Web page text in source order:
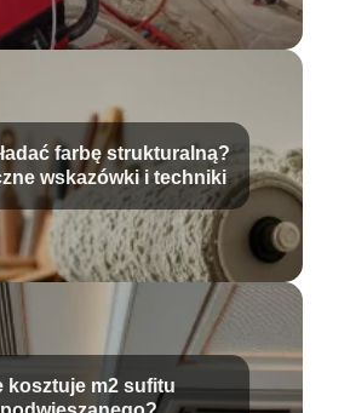
farbę strukturalną?
wskazówki i techniki
kosztuje m2 sufitu